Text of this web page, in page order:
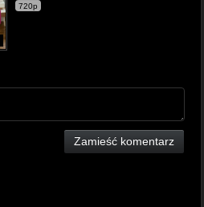
720p
Zamieść komentarz